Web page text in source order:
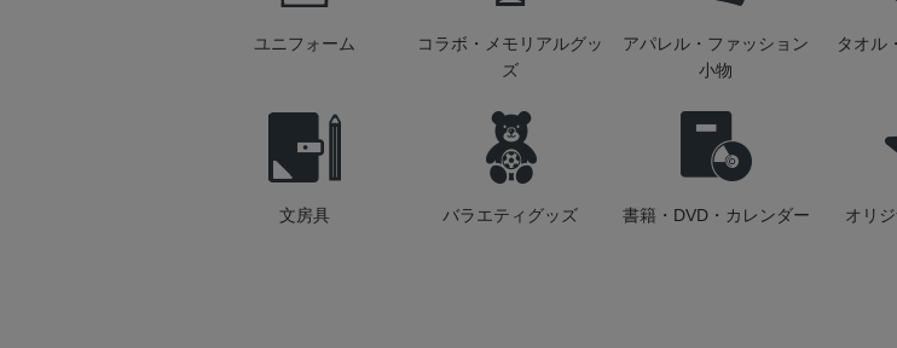
ユニフォーム
コラボ・メモリアルグッ
ズ
アパレル・ファッション
小物
タオル
文房具 バラエティグッズ 書籍・DVD・カレンダー オリ